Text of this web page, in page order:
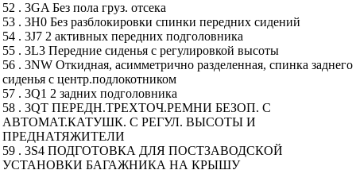
52 . 3GA Без пола груз. отсека
53 . 3H0 Без разблокировки спинки передних сидений
54 . 3J7 2 активных передних подголовника
55 . 3L3 Передние сиденья с регулировкой высоты
56 . 3NW Откидная, асимметрично разделенная, спинка заднего
сиденья с центр.подлокотником
57 . 3Q1 2 задних подголовника
58 . 3QT ПЕРЕДН.ТРЕХТОЧ.РЕМНИ БЕЗОП. С
АВТОМАТ.КАТУШК. С РЕГУЛ. ВЫСОТЫ И
ПРЕДНАТЯЖИТЕЛИ
59 . 3S4 ПОДГОТОВКА ДЛЯ ПОСТЗАВОДСКОЙ
УСТАНОВКИ БАГАЖНИКА НА КРЫШУ